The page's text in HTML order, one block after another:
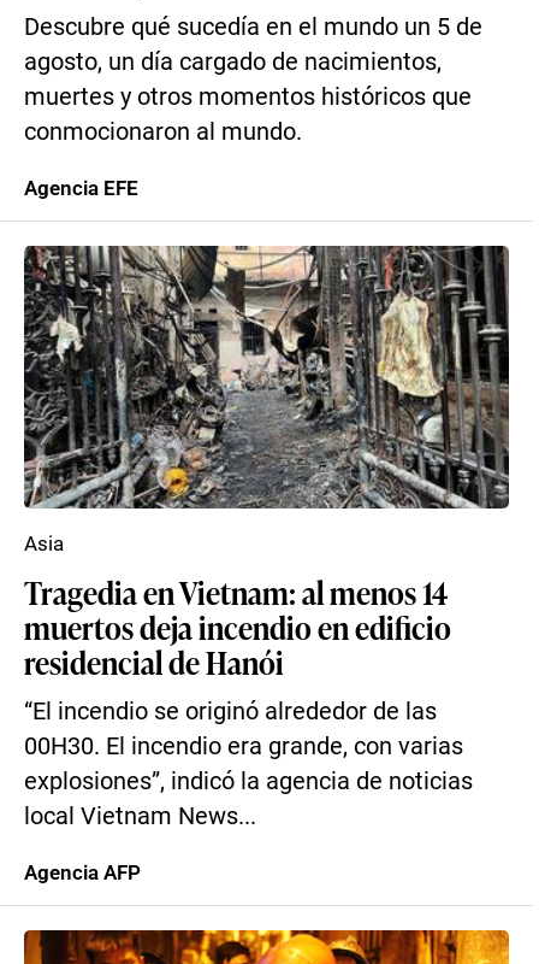
Descubre qué sucedía en el mundo un 5 de
agosto, un día cargado de nacimientos,
muertes y otros momentos históricos que
conmocionaron al mundo.
Agencia EFE
Tragedia en Vietnam: al menos 14
muertos deja incendio en edificio
residencial de Hanói
“El incendio se originó alrededor de las
00H30. El incendio era grande, con varias
explosiones”, indicó la agencia de noticias
local Vietnam News...
Asia
Agencia AFP